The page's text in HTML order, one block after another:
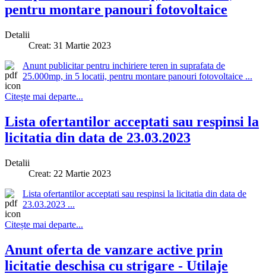
pentru montare panouri fotovoltaice
Detalii
Creat: 31 Martie 2023
Anunt publicitar pentru inchiriere teren in suprafata de
25.000mp, in 5 locatii, pentru montare panouri fotovoltaice ...
Citește mai departe...
Lista ofertantilor acceptati sau respinsi la
licitatia din data de 23.03.2023
Detalii
Creat: 22 Martie 2023
Lista ofertantilor acceptati sau respinsi la licitatia din data de
23.03.2023 ...
Citește mai departe...
Anunt oferta de vanzare active prin
licitatie deschisa cu strigare - Utilaje